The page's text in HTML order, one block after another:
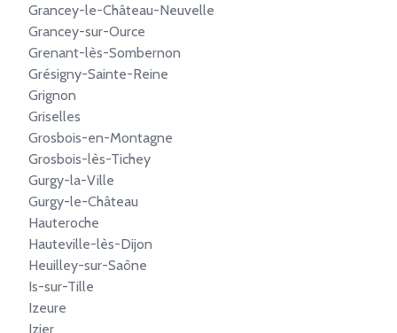
Grancey-le-Château-Neuvelle
Grancey-sur-Ource
Grenant-lès-Sombernon
Grésigny-Sainte-Reine
Grignon
Griselles
Grosbois-en-Montagne
Grosbois-lès-Tichey
Gurgy-la-Ville
Gurgy-le-Château
Hauteroche
Hauteville-lès-Dijon
Heuilley-sur-Saône
Is-sur-Tille
Izeure
Izier